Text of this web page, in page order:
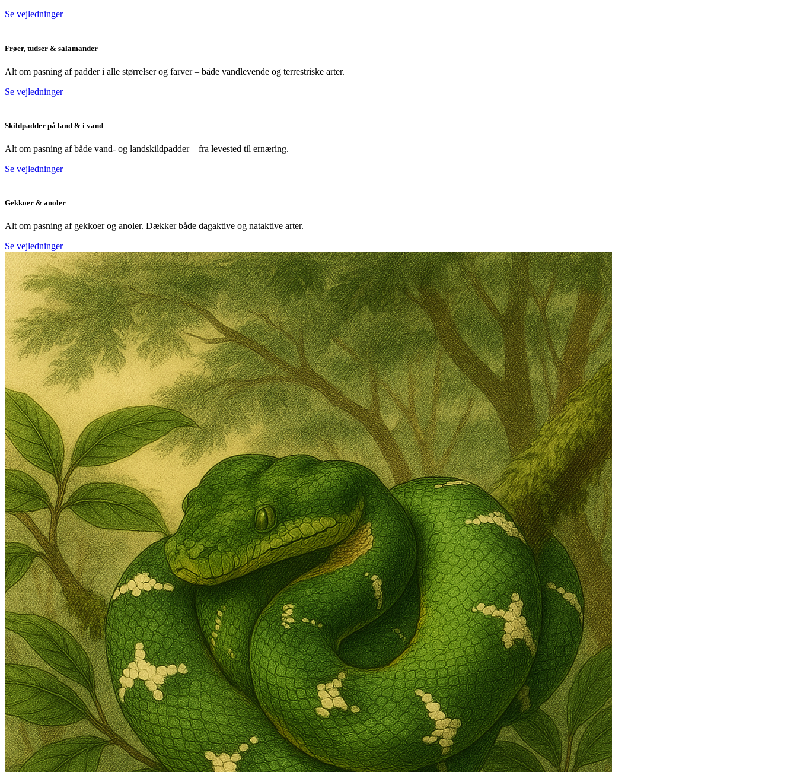
Se vejledninger
Frøer, tudser & salamander
Alt om pasning af padder i alle størrelser og farver – både vandlevende og terrestriske arter.
Se vejledninger
Skildpadder på land & i vand
Alt om pasning af både vand- og landskildpadder – fra levested til ernæring.
Se vejledninger
Gekkoer & anoler
Alt om pasning af gekkoer og anoler. Dækker både dagaktive og nataktive arter.
Se vejledninger